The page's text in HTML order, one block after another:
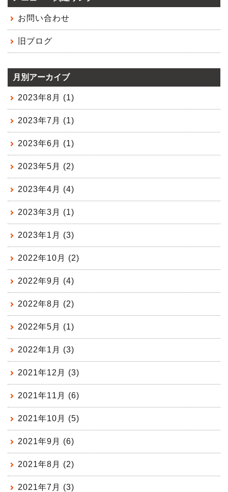
お問い合わせ
旧ブログ
月別アーカイブ
2023年8月 (1)
2023年7月 (1)
2023年6月 (1)
2023年5月 (2)
2023年4月 (4)
2023年3月 (1)
2023年1月 (3)
2022年10月 (2)
2022年9月 (4)
2022年8月 (2)
2022年5月 (1)
2022年1月 (3)
2021年12月 (3)
2021年11月 (6)
2021年10月 (5)
2021年9月 (6)
2021年8月 (2)
2021年7月 (3)